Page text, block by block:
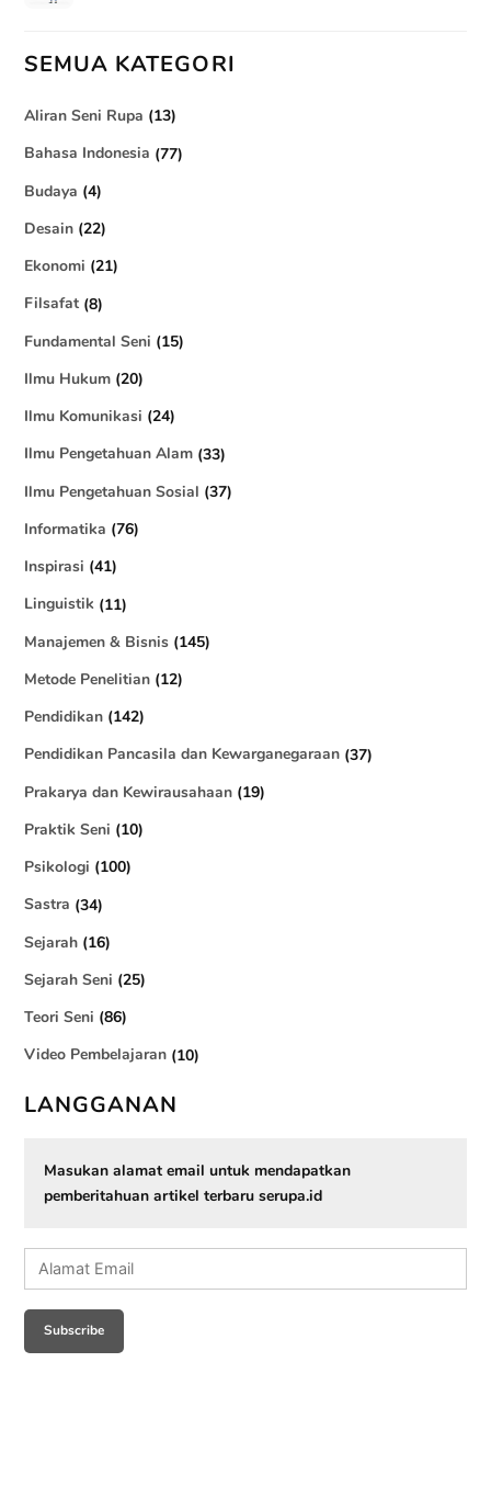
SEMUA KATEGORI
Aliran Seni Rupa (13)
Bahasa Indonesia (77)
Budaya (4)
Desain (22)
Ekonomi (21)
Filsafat (8)
Fundamental Seni (15)
Ilmu Hukum (20)
Ilmu Komunikasi (24)
Ilmu Pengetahuan Alam (33)
Ilmu Pengetahuan Sosial (37)
Informatika (76)
Inspirasi (41)
Linguistik (11)
Manajemen & Bisnis (145)
Metode Penelitian (12)
Pendidikan (142)
Pendidikan Pancasila dan Kewarganegaraan (37)
Prakarya dan Kewirausahaan (19)
Praktik Seni (10)
Psikologi (100)
Sastra (34)
Sejarah (16)
Sejarah Seni (25)
Teori Seni (86)
Video Pembelajaran (10)
LANGGANAN
Masukan alamat email untuk mendapatkan
pemberitahuan artikel terbaru serupa.id
Alamat
Email
Subscribe